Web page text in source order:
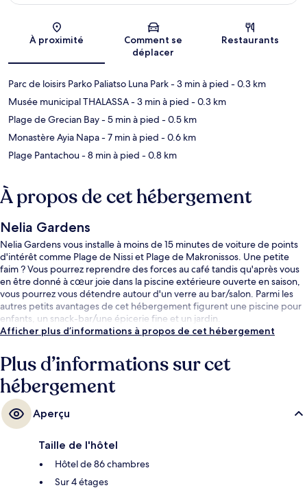
Carte
À proximité
Comment se
déplacer
Restaurants
Parc de loisirs Parko Paliatso Luna Park- 3 min à pied - 0.3 km
Musée municipal THALASSA- 3 min à pied - 0.3 km
Plage de Grecian Bay- 5 min à pied - 0.5 km
Monastère Ayia Napa- 7 min à pied - 0.6 km
Plage Pantachou- 8 min à pied - 0.8 km
À propos de cet hébergement
Nelia Gardens
Nelia Gardens vous installe à moins de 15 minutes de voiture de points
d'intérêt comme Plage de Nissi et Plage de Makronissos. Une petite
faim ? Vous pourrez reprendre des forces au café tandis qu'après vous
en être donné à cœur joie dans la piscine extérieure ouverte en saison,
vous pourrez vous détendre autour d'un verre au bar/salon. Parmi les
autres petits avantages de cet hébergement figurent une piscine pour
enfants, un snack-bar/une épicerie fine et un jardin.
Afficher plus d’informations à propos de cet hébergement
Plus d’informations sur cet
hébergement
Aperçu
Taille de l'hôtel
Hôtel de 86 chambres
Sur 4 étages